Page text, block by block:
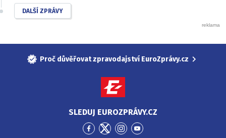
DALŠÍ ZPRÁVY
Proč důvěřovat zpravodajství EuroZprávy.cz
SLEDUJ EUROZPRÁVY.CZ
PřejítPřejítPřejítPřejít